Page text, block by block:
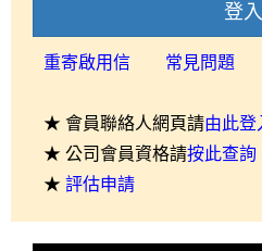
登入
重寄啟用信 常見問題
★ 會員聯絡人網頁請由此登
★ 公司會員資格請按此查詢
★ 評估申請